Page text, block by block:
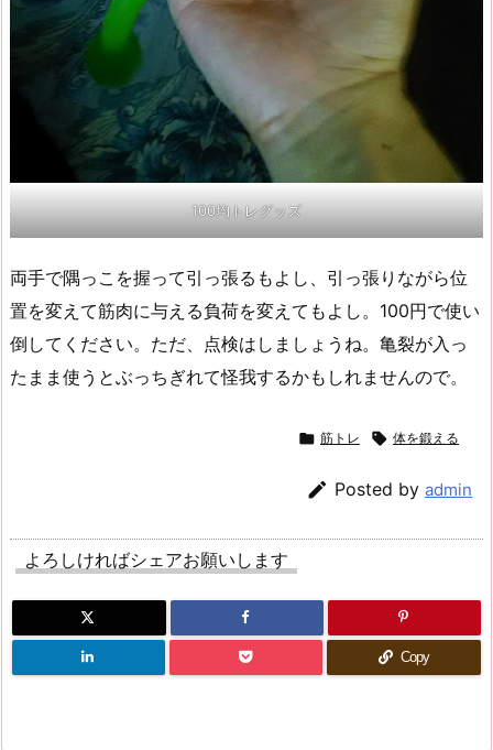
100均トレグッズ
両手で隅っこを握って引っ張るもよし、引っ張りながら位
置を変えて筋肉に与える負荷を変えてもよし。100円で使い
倒してください。ただ、点検はしましょうね。亀裂が入っ
たまま使うとぶっちぎれて怪我するかもしれませんので。
 筋トレ  体を鍛える
 Posted by admin
よろしければシェアお願いします
Copy